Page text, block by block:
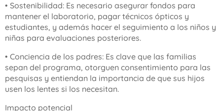
• Sostenibilidad: Es necesario asegurar fondos para
mantener el laboratorio, pagar técnicos ópticos y
estudiantes, y además hacer el seguimiento a los niños y
niñas para evaluaciones posteriores.
• Conciencia de los padres: Es clave que las familias
sepan del programa, otorguen consentimiento para las
pesquisas y entiendan la importancia de que sus hijos
usen los lentes si los necesitan.
Impacto potencial